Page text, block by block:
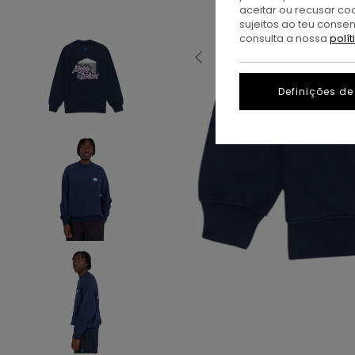
aceitar ou recusar
sujeitos ao teu
consulta a nossa
Definições